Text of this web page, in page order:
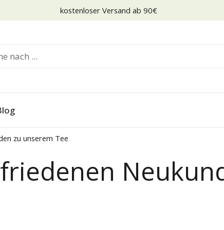
kostenloser Versand ab 90€
zu unserem Tee